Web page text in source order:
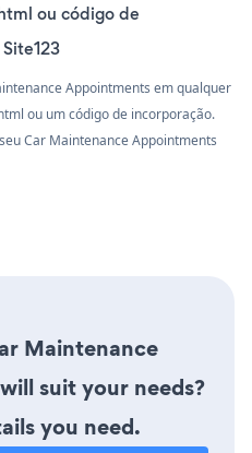
ou código de
Appointments em qualquer
ou um código de incorporação.
Car Maintenance Appointments
Maintenance
suit your needs?
you need.